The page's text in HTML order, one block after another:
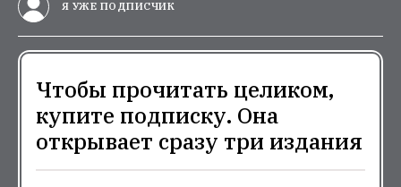
Я УЖЕ ПОДПИСЧИК
Чтобы прочитать целиком,
купите подписку. Она
открывает сразу три издания